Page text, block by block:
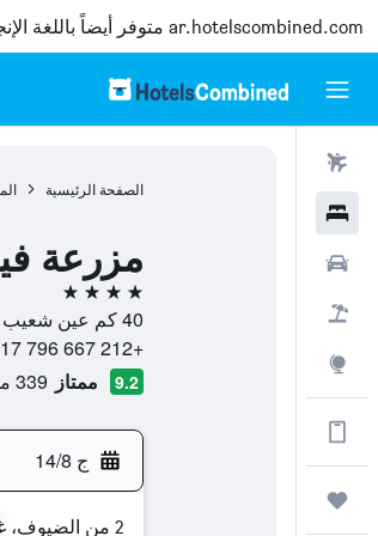
ar.hotelscombined.com متوفر أيضاً باللغة
الحصول على المزيد على التطبيق
الصفحة الرئيسية
مزرعة
4 نجوم
40 كم عين شعيب ,أولاد تايمة, 80000, أولاد التايمة, سوس - ماسة - درعة, المغرب
+212 667 796 817
9.2 ممتاز 339 من التقييمات تم التحقق منها
ج 14/8
2 من الضيوف، غرفة واحدة